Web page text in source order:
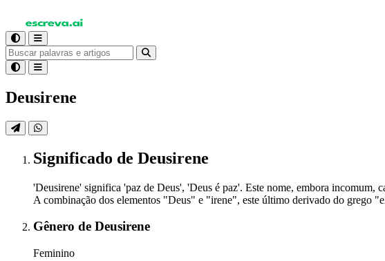
Deusirene
Significado de Deusirene
'Deusirene' significa 'paz de Deus', 'Deus é paz'. Este nome, embora incomum,
A combinação dos elementos "Deus" e "irene", este último derivado do grego
Gênero de Deusirene
Feminino